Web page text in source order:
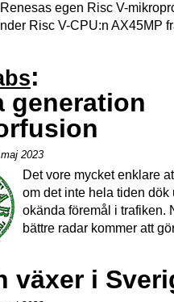
egen Risc V-
Risc V-CPU:n AX45MP
:
generation
2023
Det vore mycket enklare
om det inte hela tiden dök
okända föremål i trafiken.
bättre radar kommer att
växer i